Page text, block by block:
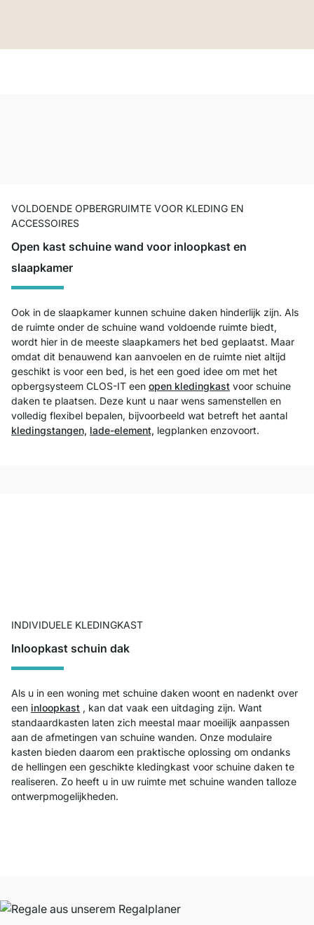
VOLDOENDE OPBERGRUIMTE VOOR KLEDING EN
ACCESSOIRES
Open kast schuine wand voor inloopkast en
slaapkamer
Ook in de slaapkamer kunnen schuine daken hinderlijk zijn. Als
de ruimte onder de schuine wand voldoende ruimte biedt,
wordt hier in de meeste slaapkamers het bed geplaatst. Maar
omdat dit benauwend kan aanvoelen en de ruimte niet altijd
geschikt is voor een bed, is het een goed idee om met het
opbergsysteem CLOS-IT een open kledingkast voor schuine
daken te plaatsen. Deze kunt u naar wens samenstellen en
volledig flexibel bepalen, bijvoorbeeld wat betreft het aantal
kledingstangen, lade-element, legplanken enzovoort.
INDIVIDUELE KLEDINGKAST
Inloopkast schuin dak
Als u in een woning met schuine daken woont en nadenkt over
een inloopkast , kan dat vaak een uitdaging zijn. Want
standaardkasten laten zich meestal maar moeilijk aanpassen
aan de afmetingen van schuine wanden. Onze modulaire
kasten bieden daarom een praktische oplossing om ondanks
de hellingen een geschikte kledingkast voor schuine daken te
realiseren. Zo heeft u in uw ruimte met schuine wanden talloze
ontwerpmogelijkheden.